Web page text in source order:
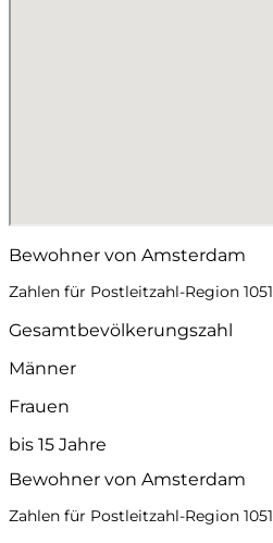
Bewohner von Amsterdam
Zahlen für Postleitzahl-Region 1051
Gesamtbevölkerungszahl
Männer
Frauen
bis 15 Jahre
Bewohner von Amsterdam
Zahlen für Postleitzahl-Region 1051